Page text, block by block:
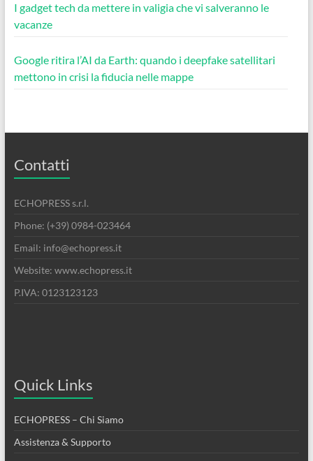
I gadget tech da mettere in valigia che vi salveranno le
vacanze
Google ritira l’AI da Earth: quando i deepfake satellitari
mettono in crisi la fiducia nelle mappe
Contatti
ECHOPRESS s.r.l.
Phone: (+39) 0984-023464
Email: info@echopress.it
Website: www.echopress.it
P.IVA: 0123123123
Quick Links
ECHOPRESS – Chi Siamo
Assistenza & Supporto